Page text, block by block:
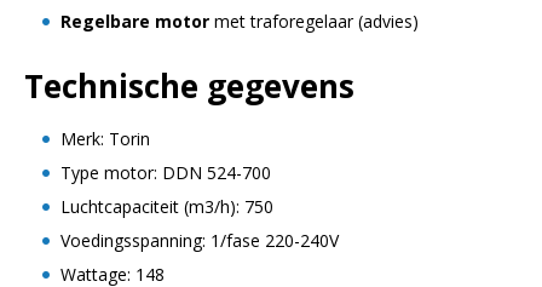
Regelbare motor met traforegelaar (advies)
Technische gegevens
Merk: Torin
Type motor: DDN 524-700
Luchtcapaciteit (m3/h): 750
Voedingsspanning: 1/fase 220-240V
Wattage: 148